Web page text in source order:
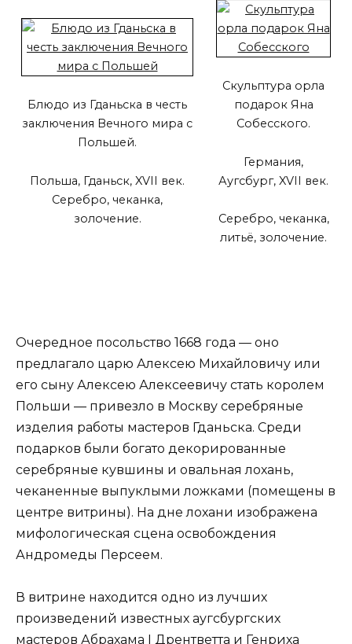
Блюдо из Гданьска в честь
заключения Вечного мира с
Польшей.
Польша, Гданьск, XVII век.
Серебро, чеканка,
золочение.
Скульптура орла
подарок Яна
Собесского.
Германия,
Аугсбург, XVII век.
Серебро, чеканка,
литьё, золочение.
Очередное посольство 1668 года — оно
предлагало царю Алексею Михайловичу или
его сыну Алексею Алексеевичу стать королем
Польши — привезло в Москву серебряные
изделия работы мастеров Гданьска. Среди
подарков были богато декорированные
серебряные кувшины и овальная лохань,
чеканенные выпуклыми ложками (помещены в
центре витрины). На дне лохани изображена
мифологическая сцена освобождения
Андромеды Персеем.
В витрине находится одно из лучших
произведений известных аугсбургских
мастеров Абрахама I Дрентветта и Генриха